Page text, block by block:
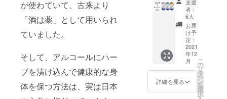
が使わていて、古来より
「酒は薬」として用いられ
ていました。
そして、アルコールにハー
ブを漬け込んで健康的な身
体を保つ方法は、実は日本
お得で
ヨイ
ス。 ※
クール
便での
送料込
みで
す。 ※
アル
コール
スリー
プ・
コー
ヒー 2
般販売
予定価
格：
4141（
よいよ
ン】限
定100
セット
YOICE
（ヨイ
ス）3種
3個 ＆
SAKEI
CE（日
本酒ア
イス）
3種3個
支援
者：
6人
お届
け予
定：
2021
年12
月
詳細を見る
こ
の
リ
タ
ー
ン
を
選
択